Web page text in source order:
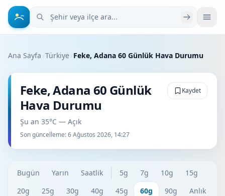
Şehir veya ilçe ara
Ana Sayfa ›Türkiye› Feke, Adana 60 Günlük Hava Durumu
Feke, Adana 60 Günlük
Hava Durumu
Şu an 35°C — Açık
Son güncelleme:6 Ağustos 2026, 14:27
Kaydet
Bugün Yarın Saatlik 5g 7g 10g
15g
20g
25g 30g 40g 45g 60g 90g
Anlık